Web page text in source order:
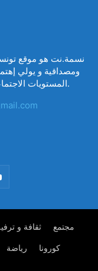
نسمة.نت هو موقع
ومصداقية و يولي
المستويات الاجتماعية ، السياسيّة ، الاقتصادية و الرياضية.
ثقافة و مجتمع
رياضة كورونا